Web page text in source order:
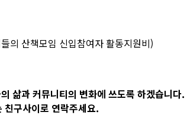
의 산책모임 신입참여자 활동지원비)
삶과 커뮤니티의 변화에 쓰도록 하겠습니다.
친구사이로 연락주세요.